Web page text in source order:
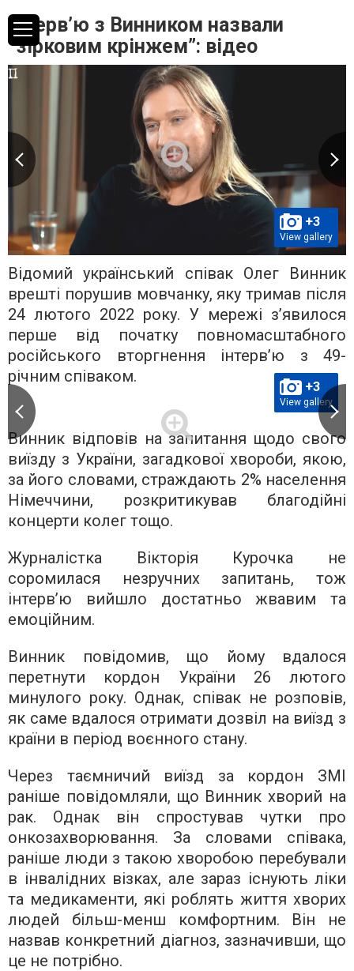
Інтерв’ю з Винником назвали
“зірковим крінжем”: відео
+3
View gallery
Відомий український співак Олег Винник
врешті порушив мовчанку, яку тримав після
24 лютого 2022 року. У мережі з’явилося
перше від початку повномасштабного
російського вторгнення інтерв’ю з 49-
річним співаком.
+3
View gallery
Винник відповів на запитання щодо свого
виїзду з України, загадкової хвороби, якою,
за його словами, страждають 2% населення
Німеччини, розкритикував благодійні
концерти колег тощо.
Журналістка Вікторія Курочка не
соромилася незручних запитань, тож
інтерв’ю вийшло достатньо жвавим та
емоційним.
Винник повідомив, що йому вдалося
перетнути кордон України 26 лютого
минулого року. Однак, співак не розповів,
як саме вдалося отримати дозвіл на виїзд з
країни в період воєнного стану.
Через таємничий виїзд за кордон ЗМІ
раніше повідомляли, що Винник хворий на
рак. Однак він спростував чутки про
онкозахворювання. За словами співака,
раніше люди з такою хворобою перебували
в інвалідних візках, але зараз існують ліки
та медикаменти, які роблять життя хворих
людей більш-менш комфортним. Він не
назвав конкретний діагноз, зазначивши, що
це не потрібно.